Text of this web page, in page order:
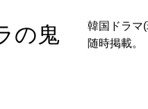
の鬼
韓国ドラマ
随時掲載。